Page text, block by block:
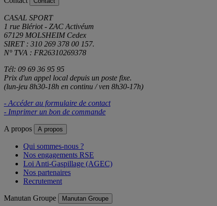
CASAL SPORT
1 rue Blériot - ZAC Activéum
67129 MOLSHEIM Cedex
SIRET : 310 269 378 00 157.
N° TVA : FR26310269378
Tél: 09 69 36 95 95
Prix d'un appel local depuis un poste fixe.
(lun-jeu 8h30-18h en continu / ven 8h30-17h)
- Accéder au formulaire de contact
- Imprimer un bon de commande
A propos A propos
Qui sommes-nous ?
Nos engagements RSE
Loi Anti-Gaspillage (AGEC)
Nos partenaires
Recrutement
Manutan Groupe Manutan Groupe